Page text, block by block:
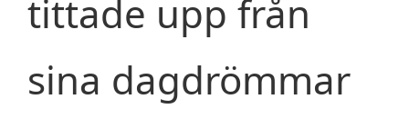
tittade upp från
sina dagdrömmar